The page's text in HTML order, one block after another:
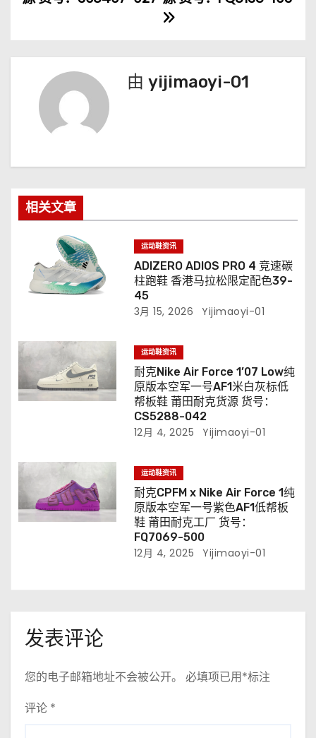
由 yijimaoyi-01
相关文章
运动鞋资讯
ADIZERO ADIOS PRO 4 竞速碳
柱跑鞋 香港马拉松限定配色39-
45
3月 15, 2026 Yijimaoyi-01
运动鞋资讯
耐克Nike Air Force 1’07 Low纯
原版本空军一号AF1米白灰标低
帮板鞋 莆田耐克货源 货号：
CS5288-042
12月 4, 2025 Yijimaoyi-01
运动鞋资讯
耐克CPFM x Nike Air Force 1纯
原版本空军一号紫色AF1低帮板
鞋 莆田耐克工厂 货号：
FQ7069-500
12月 4, 2025 Yijimaoyi-01
发表评论
您的电子邮箱地址不会被公开。 必填项已用*标注
评论 *